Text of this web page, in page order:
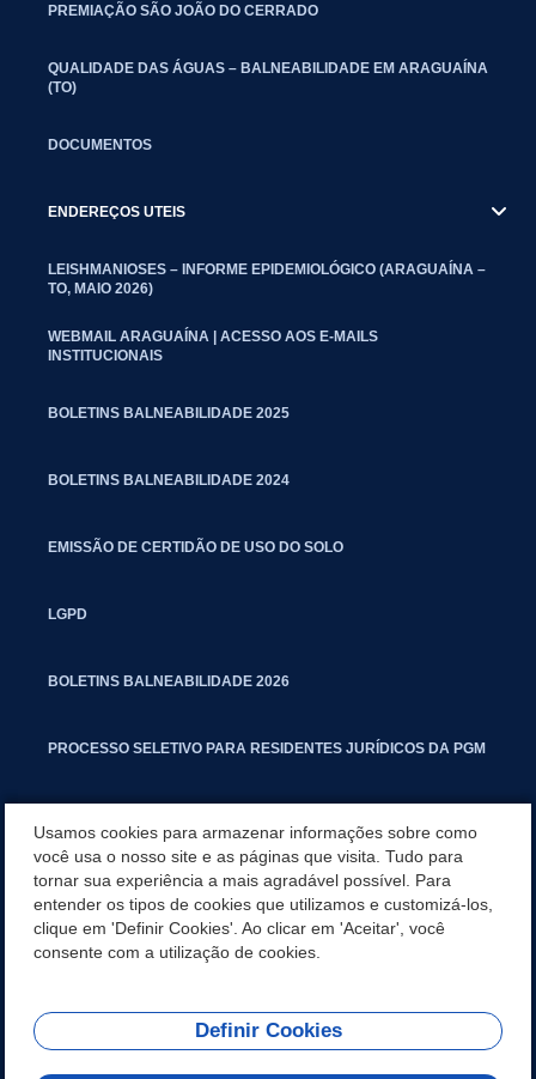
PREMIAÇÃO SÃO JOÃO DO CERRADO
QUALIDADE DAS ÁGUAS – BALNEABILIDADE EM ARAGUAÍNA
(TO)
DOCUMENTOS
ENDEREÇOS UTEIS
LEISHMANIOSES – INFORME EPIDEMIOLÓGICO (ARAGUAÍNA –
TO, MAIO 2026)
WEBMAIL ARAGUAÍNA | ACESSO AOS E-MAILS
INSTITUCIONAIS
BOLETINS BALNEABILIDADE 2025
BOLETINS BALNEABILIDADE 2024
EMISSÃO DE CERTIDÃO DE USO DO SOLO
LGPD
BOLETINS BALNEABILIDADE 2026
PROCESSO SELETIVO PARA RESIDENTES JURÍDICOS DA PGM
MANUAL DE PROCEDIMENTOS IMOBILIÁRIOS SEINFRA
TURMINHA DO LAGO
REDES SOCIAIS
Usamos cookies para armazenar informações sobre como
você usa o nosso site e as páginas que visita. Tudo para
tornar sua experiência a mais agradável possível. Para
entender os tipos de cookies que utilizamos e customizá-los,
clique em 'Definir Cookies'. Ao clicar em 'Aceitar', você
consente com a utilização de cookies.
Definir Cookies